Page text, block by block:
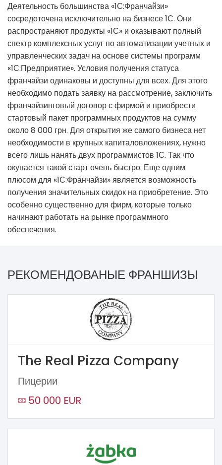
Деятельность большинства «1С:Франчайзи»
сосредоточена исключительно на бизнесе 1С. Они
распространяют продукты «1С» и оказывают полный
спектр комплексных услуг по автоматизации учетных и
управленческих задач на основе системы программ
«1С:Предприятие». Условия получения статуса
франчайзи одинаковы и доступны для всех. Для этого
необходимо подать заявку на рассмотрение, заключить
франчайзинговый договор с фирмой и приобрести
стартовый пакет программных продуктов на сумму
около 8 000 грн. Для открытия же самого бизнеса нет
необходимости в крупных капиталовложениях, нужно
всего лишь нанять двух программистов 1С. Так что
окупается такой старт очень быстро. Еще одним
плюсом для «1С:Франчайзи» является возможность
получения значительных скидок на приобретение. Это
особенно существенно для фирм, которые только
начинают работать на рынке программного
обеспечения.
РЕКОМЕНДОВАНЫЕ ФРАНШИЗЫ
The Real Pizza Company
Пицерии
50 000 EUR